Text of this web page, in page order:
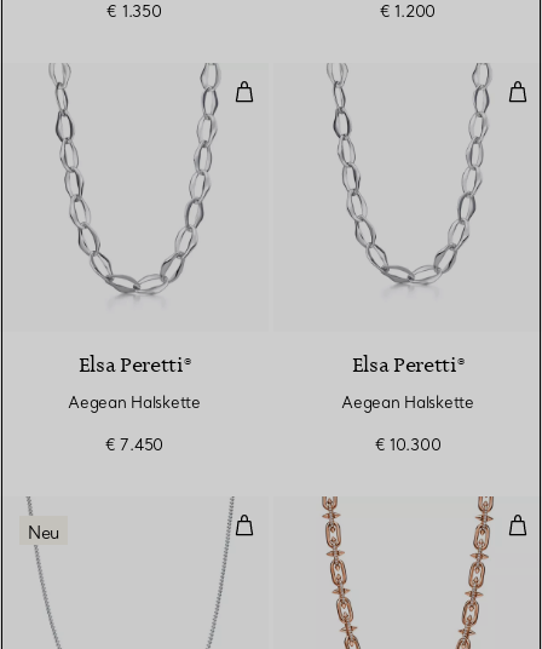
€ 1.350
€ 1.200
Aegean Halskette
Elsa Peretti®
Aegean Halskette
€ 7.450
Elsa Peretti®
Aegean Halskette
€ 10.300
Diamant-Halskette in Platin
Neu